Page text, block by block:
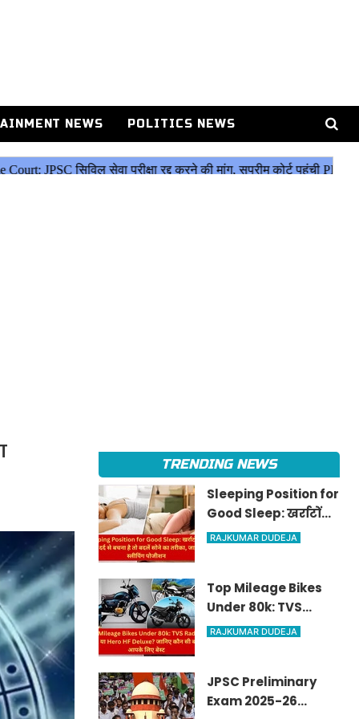
NEWS POLITICS NEWS
TRENDING NEWS
Sleeping Position for
Good Sleep: खर्राटों
और रीढ़ के दर्द से बचना है
पोजीशन
RAJKUMAR DUDEJA
Top Mileage Bikes
Under 80k: TVS
Radeon, Sport या
आपके लिए बेस्ट
RAJKUMAR DUDEJA
JPSC Preliminary
Exam 2025-26